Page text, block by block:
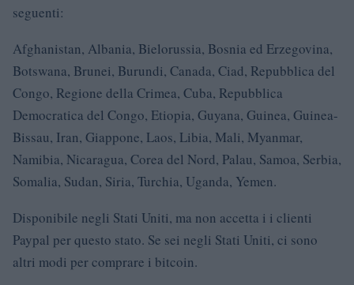
seguenti:
Afghanistan, Albania, Bielorussia, Bosnia ed Erzegovina,
Botswana, Brunei, Burundi, Canada, Ciad, Repubblica del
Congo, Regione della Crimea, Cuba, Repubblica
Democratica del Congo, Etiopia, Guyana, Guinea, Guinea-
Bissau, Iran, Giappone, Laos, Libia, Mali, Myanmar,
Namibia, Nicaragua, Corea del Nord, Palau, Samoa, Serbia,
Somalia, Sudan, Siria, Turchia, Uganda, Yemen.
Disponibile negli Stati Uniti, ma non accetta i i clienti
Paypal per questo stato. Se sei negli Stati Uniti, ci sono
altri modi per comprare i bitcoin.